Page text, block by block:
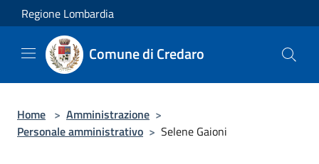
Salta al contenuto principale
Regione Lombardia
Comune di Credaro
Home > Amministrazione >
Personale amministrativo > Selene Gaioni